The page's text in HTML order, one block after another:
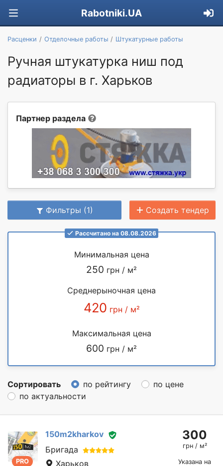
Rabotniki.UA
Расценки Отделочные работы Штукатурные работы
Ручная штукатурка ниш под
радиаторы в г. Харьков
Партнер раздела
Фильтры (1) Создать тендер
Рассчитано на 08.08.2026
Минимальная цена
250 грн / м²
Среднерыночная цена
420 грн / м²
Максимальная цена
600 грн / м²
Сортировать по рейтингу
по цене
по актуальности
PRO
150m2kharkov
Бригада
Харьков
300
грн / м²
Указана на